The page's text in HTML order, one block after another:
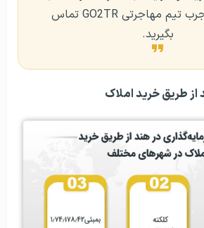
کارشناسان مجرب تیم مهاجرتی GO2TR تماس
بگیرید.
از طریق خرید املاک